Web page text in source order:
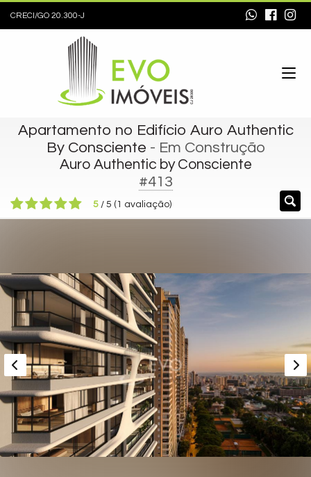
CRECI/GO 20.300-J
Apartamento no Edifício Auro Authentic
By Consciente - Em Construção
Auro Authentic by Consciente
#413
5 / 5 ( 1 avaliação)